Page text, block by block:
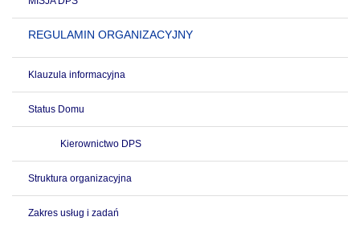
REGULAMIN ORGANIZACYJNY
Klauzula informacyjna
Status Domu
Kierownictwo DPS
Struktura organizacyjna
Zakres usług i zadań